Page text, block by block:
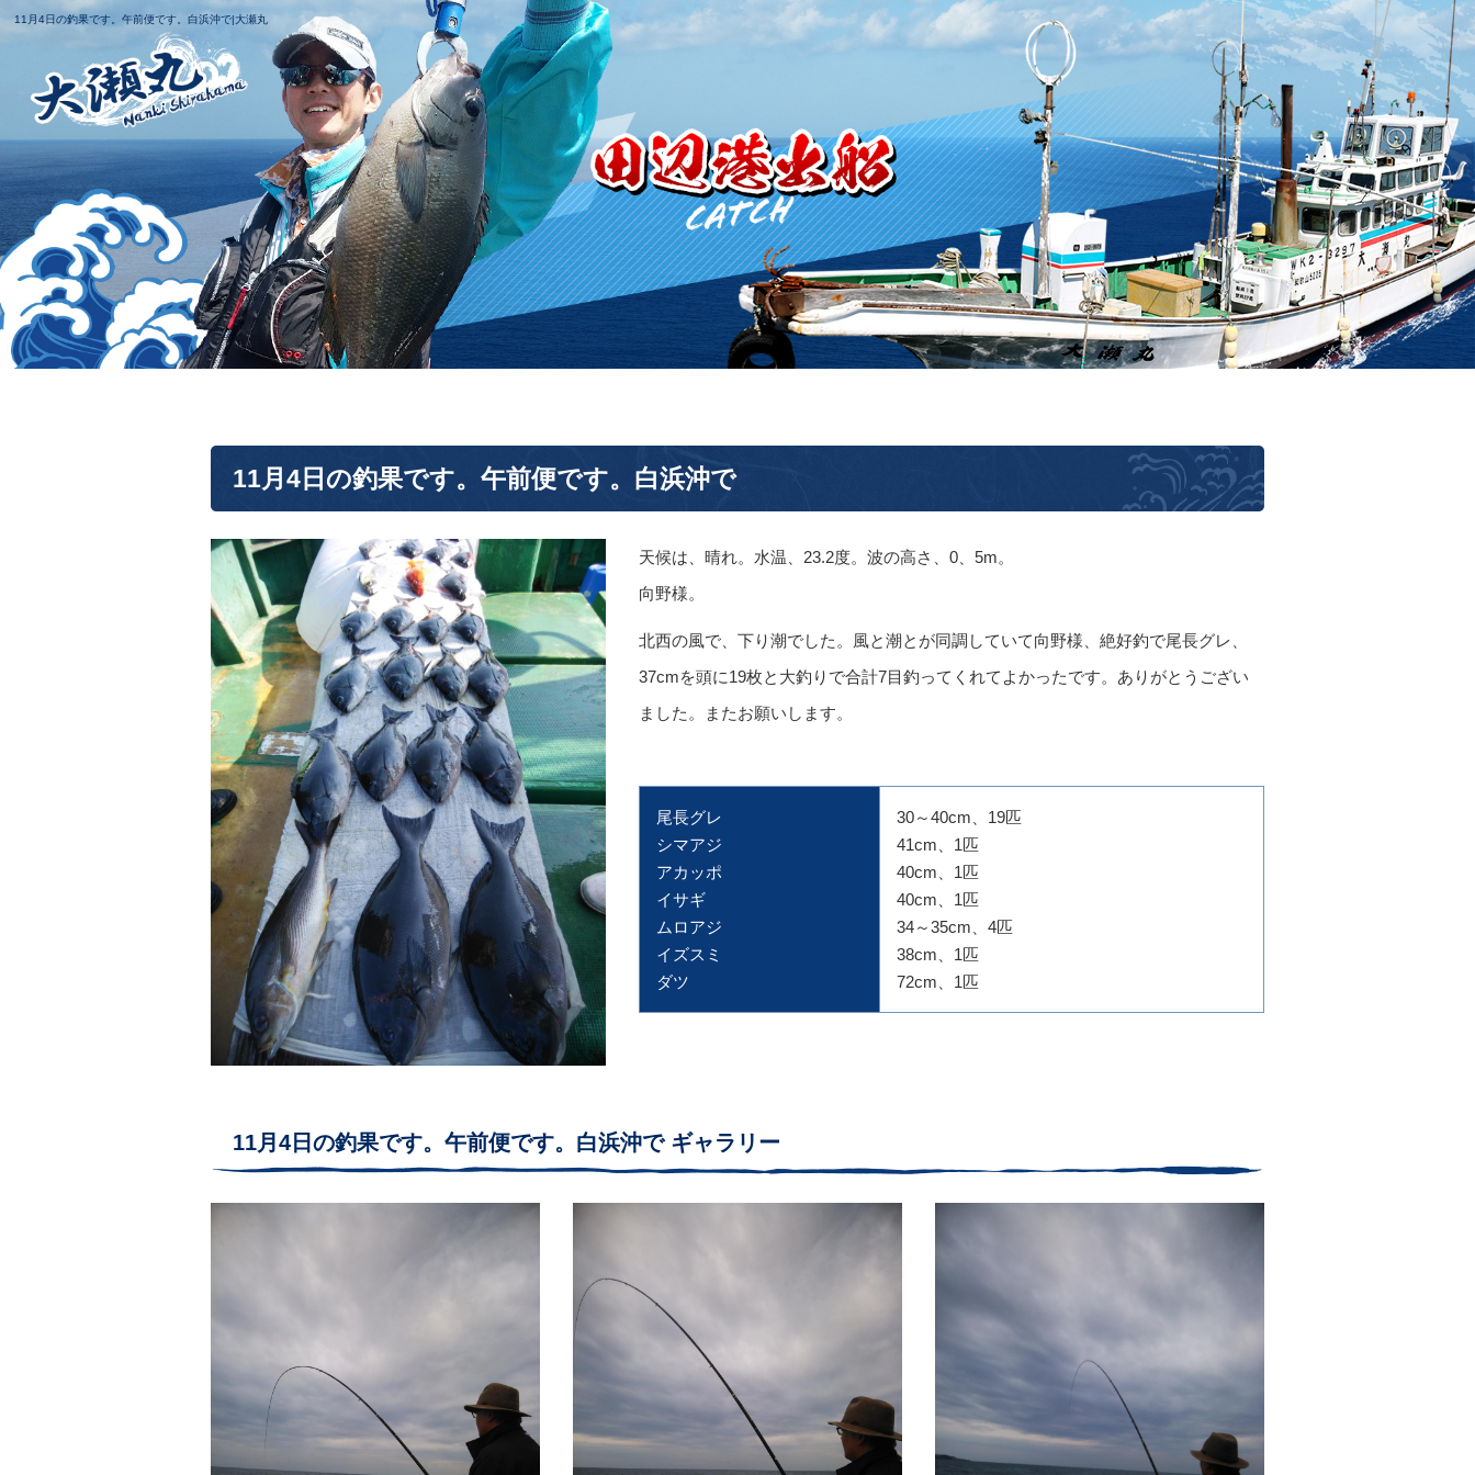
11月4日の釣果です。午前便です。白浜沖で|大瀬丸
11月4日の釣果です。午前便です。白浜沖で
天候は、晴れ。水温、23.2度。波の高さ、0、5m。
向野様。
北西の風で、下り潮でした。風と潮とが同調していて向野様、絶好釣で尾長グレ、
37cmを頭に19枚と大釣りで合計7目釣ってくれてよかったです。ありがとうござい
ました。またお願いします。
尾長グレ
シマアジ
アカッポ
イサギ
ムロアジ
イズスミ
ダツ
30～40cm、19匹
41cm、1匹
40cm、1匹
40cm、1匹
34～35cm、4匹
38cm、1匹
72cm、1匹
11月4日の釣果です。午前便です。白浜沖で ギャラリー